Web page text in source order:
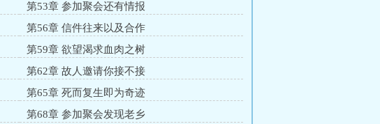
第53章 参加聚会还有情报
第56章 信件往来以及合作
第59章 欲望渴求血肉之树
第62章 故人邀请你接不接
第65章 死而复生即为奇迹
第68章 参加聚会发现老乡